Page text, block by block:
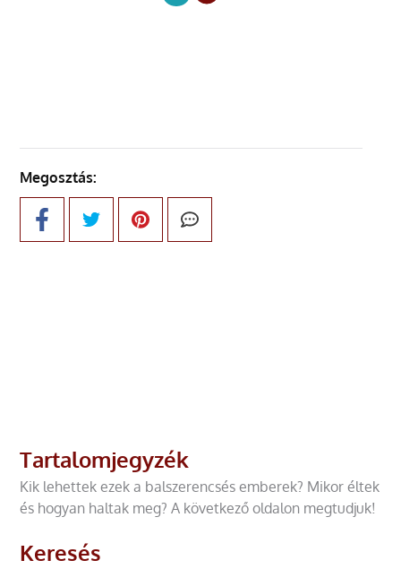
Megosztás:
Tartalomjegyzék
Kik lehettek ezek a balszerencsés emberek? Mikor éltek
és hogyan haltak meg? A következő oldalon megtudjuk!
Keresés